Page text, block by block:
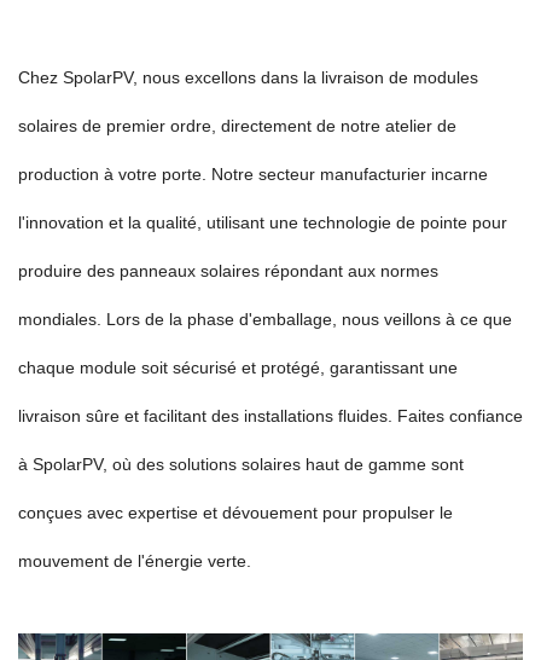
Chez SpolarPV, nous excellons dans la livraison de modules
solaires de premier ordre, directement de notre atelier de
production à votre porte. Notre secteur manufacturier incarne
l'innovation et la qualité, utilisant une technologie de pointe pour
produire des panneaux solaires répondant aux normes
mondiales. Lors de la phase d'emballage, nous veillons à ce que
chaque module soit sécurisé et protégé, garantissant une
livraison sûre et facilitant des installations fluides. Faites confiance
à SpolarPV, où des solutions solaires haut de gamme sont
conçues avec expertise et dévouement pour propulser le
mouvement de l'énergie verte.